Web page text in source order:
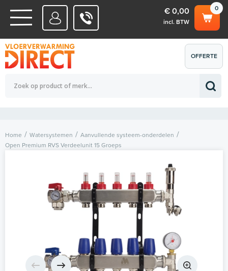
WATERSYSTEMEN
ELEKTRISCHE SYSTEMEN
0
€ 0,00
incl. BTW
Totaalbedrag (incl. BTW) € 0,00
OFFERTE
AANVRAGEN
Home Watersystemen
Aanvullende systeem-onderdelen
Open Premium RVS Verdeelunit 15 Groeps